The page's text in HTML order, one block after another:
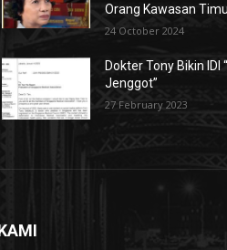
Orang Kawasan
24 October 2024
Dokter Tony Bikin IDI
Jenggot”
27 February 2023